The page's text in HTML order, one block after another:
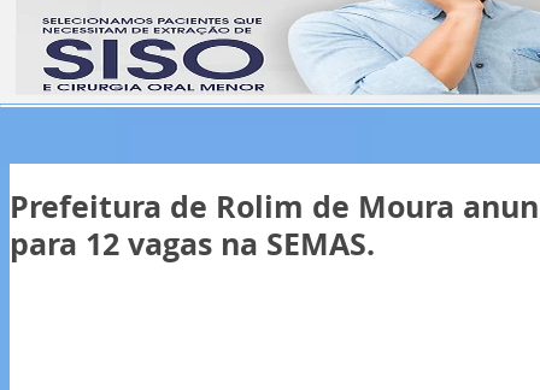
Prefeitura de Rolim de Moura
para 12 vagas na SEMAS.